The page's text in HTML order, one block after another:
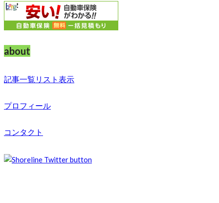
about
記事一覧リスト表示
プロフィール
コンタクト